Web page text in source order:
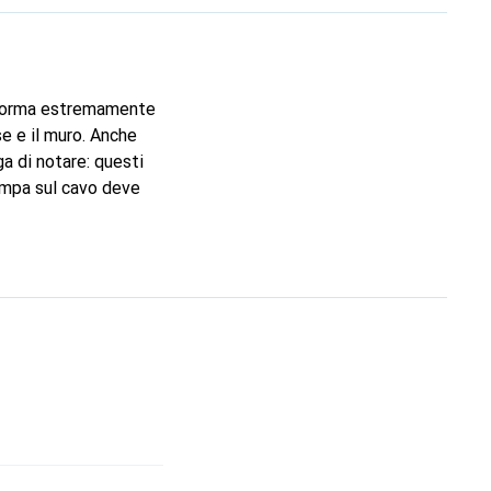
estremamente
e il muro. Anche
di notare: questi
sul cavo deve